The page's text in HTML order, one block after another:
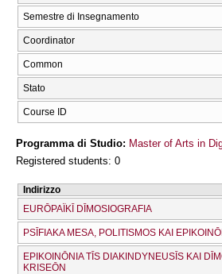
Semestre di Insegnamento
Coordinator
Common
Stato
Course ID
Programma di Studio: Master of Arts in
Registered students: 0
Indirizzo
EURŌPAÏKĪ DĪMOSIOGRAFIA
PSĪFIAKA MESA, POLITISMOS KAI
EPIKOINŌNIA TĪS DIAKINDYNEUSĪS KAI
KRISEŌN